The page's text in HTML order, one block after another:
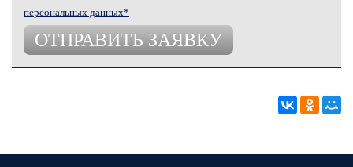
персональных данных*